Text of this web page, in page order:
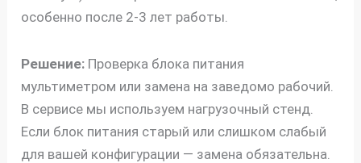
особенно после 2-3 лет работы.
Решение: Проверка блока питания
мультиметром или замена на заведомо рабочий.
В сервисе мы используем нагрузочный стенд.
Если блок питания старый или слишком слабый
для вашей конфигурации — замена обязательна.